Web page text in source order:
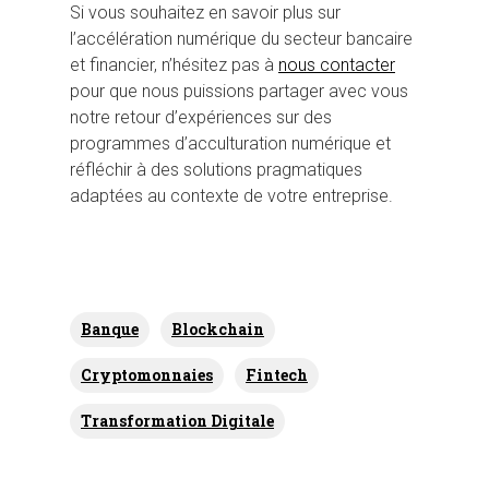
Si vous souhaitez en savoir plus sur
l’accélération numérique du secteur bancaire
et financier, n’hésitez pas à nous contacter
pour que nous puissions partager avec vous
notre retour d’expériences sur des
programmes d’acculturation numérique et
réfléchir à des solutions pragmatiques
adaptées au contexte de votre entreprise.
Banque Blockchain
Cryptomonnaies Fintech
Transformation Digitale